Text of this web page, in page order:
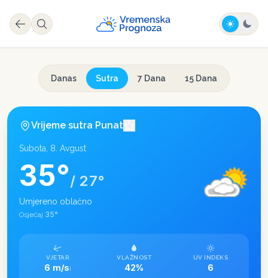
Danas Sutra 7 Dana 15 Dana
Vrijeme sutra Punat
Subota, 8. Avgust
35°/ 27°
Umjereno oblačno
Osjećaj 35°
VJETAR
6 m/sI
VLAŽNOST
42%
UV INDEKS
6